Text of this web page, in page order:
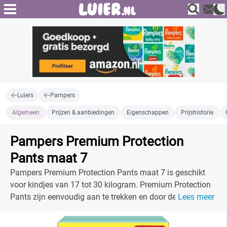
Luiers Pampers
Algemeen Prijzen & aanbiedingen Eigenschappen Prijshistorie
Pampers Premium Protection
Pants maat 7
Pampers Premium Protection Pants maat 7 is geschikt
voor kindjes van 17 tot 30 kilogram. Premium Protection
Pants zijn eenvoudig aan te trekken en door de zachte
circuleren binnen het broekje voor een droge huid die kan
Lees meer